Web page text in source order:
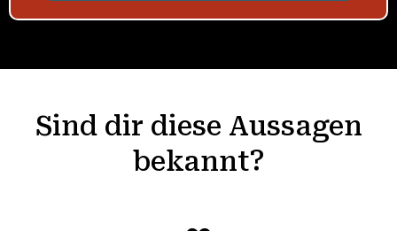
Sind dir diese Aussagen
bekannt?